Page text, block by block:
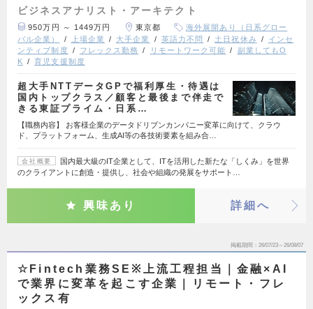
ビジネスアナリスト・アーキテクト
950万円 ～ 1449万円 東京都
海外展開あり（日系グロー
バル企業）
上場企業 大手企業 英語力不問 土日祝休み
インセ
ンティブ制度
フレックス勤務 リモートワーク可能
副業してもO
K
育児支援制度
超大手NTTデータGPで福利厚生・待遇は
国内トップクラス／顧客と最後まで伴走で
きる東証プライム・日系…
【職務内容】 お客様企業のデータドリブンカンパニー変革に向けて、クラウ
ド、プラットフォーム、生成AI等の各技術要素を組み合…
会社概要
国内最大級のIT企業として、ITを活用した新たな「しくみ」を世界
のクライアントに創造・提供し、社会や組織の発展をサポート…
興味あり 詳細へ
掲載期間 26/07/23～26/08/07
☆Fintech業務SE※上流工程担当｜金融×AI
で業界に変革を起こす企業｜リモート・フレ
ックス有